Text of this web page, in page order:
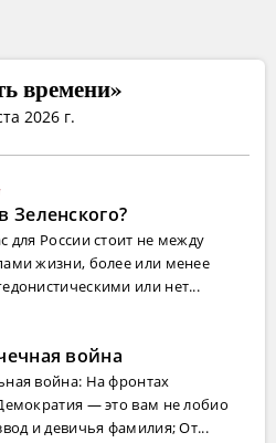
времени»
2026 г.
Зеленского?
для России стоит не между
жизни, более или менее
или нет...
война
война: На фронтах
— это вам не лобио
и девичья фамилия; От...